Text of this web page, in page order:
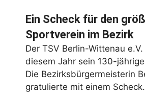
Ein Scheck für den
Sportverein im Bezirk
Der TSV Berlin-Wittenau
diesem Jahr sein 130-
Die Bezirksbürgermeisterin
gratulierte mit einem Scheck.